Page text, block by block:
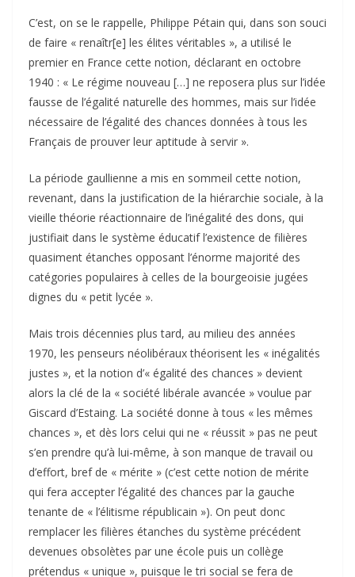
C’est, on se le rappelle, Philippe Pétain qui, dans son souci
de faire « renaîtr[e] les élites véritables », a utilisé le
premier en France cette notion, déclarant en octobre
1940 : « Le régime nouveau […] ne reposera plus sur l’idée
fausse de l’égalité naturelle des hommes, mais sur l’idée
nécessaire de l’égalité des chances données à tous les
Français de prouver leur aptitude à servir ».
La période gaullienne a mis en sommeil cette notion,
revenant, dans la justification de la hiérarchie sociale, à la
vieille théorie réactionnaire de l’inégalité des dons, qui
justifiait dans le système éducatif l’existence de filières
quasiment étanches opposant l’énorme majorité des
catégories populaires à celles de la bourgeoisie jugées
dignes du « petit lycée ».
Mais trois décennies plus tard, au milieu des années
1970, les penseurs néolibéraux théorisent les « inégalités
justes », et la notion d’« égalité des chances » devient
alors la clé de la « société libérale avancée » voulue par
Giscard d’Estaing. La société donne à tous « les mêmes
chances », et dès lors celui qui ne « réussit » pas ne peut
s’en prendre qu’à lui-même, à son manque de travail ou
d’effort, bref de « mérite » (c’est cette notion de mérite
qui fera accepter l’égalité des chances par la gauche
tenante de « l’élitisme républicain »). On peut donc
remplacer les filières étanches du système précédent
devenues obsolètes par une école puis un collège
prétendus « unique », puisque le tri social se fera de